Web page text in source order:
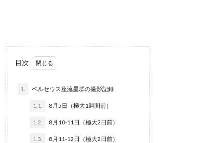
目次
1. ペルセウス座流星群の撮影記録
1.1. 8月5日（極大1週間前）
1.2. 8月10-11日（極大2日前）
1.3. 8月11-12日（極大2日前）